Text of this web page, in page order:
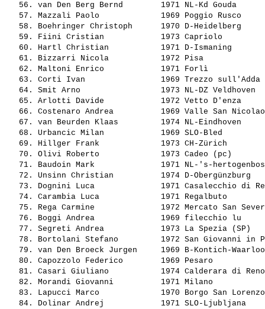
   56.
van Den Berg Bernd
1971 NL-Kd Gouda
   57.
Mazzali Paolo
1969 Poggio
   58.
Boehringer Christoph
1970 D-Heidelberg
   59.
Fiini Cristian
1973 Capriolo
   60.
Hartl Christian
1971 D-Ismaning
   61.
Bizzarri Nicola
1972 Pisa
   62.
Maltoni Enrico
1971 Forlì
   63.
Corti Ivan
1969 Trezzo
   64.
Smit Arno
1973 NL-DZ
   65.
Arlotti Davide
1972 Vetto D'enza
   66.
Costenaro Andrea
1969 Valle San
   67.
van Beurden Klaas
1974 NL-Eindhoven
   68.
Urbancic Milan
1969 SLO-Bled
   69.
Hillger Frank
1973 CH-Zürich
   70.
Olivi Roberto
1973 Cadeo (pc)
   71.
Baudoin Mark
1971 NL-'s-
   72.
Unsinn Christian
1974 D-
   73.
Dognini Luca
1971 Casalecchio di
   74.
Carambia Luca
1971 Regalbuto
   75.
Rega Carmine
1972 Mercato San
   76.
Boggi Andrea
1969 filecchio lu
   77.
Segreti Andrea
1973 La Spezia
   78.
Bortolani Stefano
1972 San Giovanni
   79.
van Den Broeck Jurgen
1969 B-Kontich-
   80.
Capozzolo Federico
1969 Pesaro
   81.
Casari Giuliano
1974 Calderara di
   82.
Morandi Giovanni
1971 Milano
   83.
Lapucci Marco
1970 Borgo San
   84.
Dolinar Andrej
1971 SLO-Ljubljana